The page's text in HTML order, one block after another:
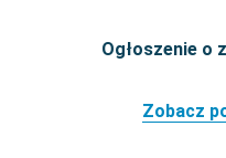
Ogłoszenie o
Zobacz